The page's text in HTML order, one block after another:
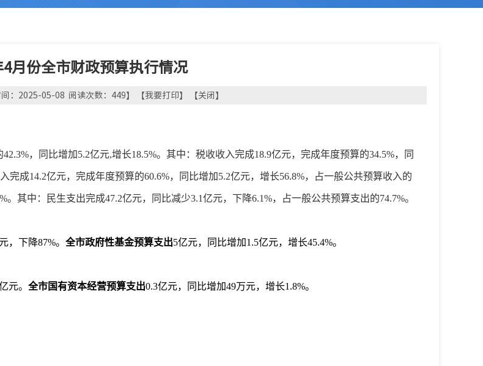
月份全市财政预算执行情况
：2025-05-08 阅读次数： 449】 【我要打印】 【关闭】
42.3%，同比增加5.2亿元,增长18.5%。其中 ： 税收收入完成18.9亿元，完成年度预算的34.5%，同
完成14.2亿元，完成年度预算的60.6%，同比增加5.2亿元，增长56.8%， 占一般公共预算收入的
%。其中：民生支出完成47.2亿元，同比减少3.1亿元，下降6.1%，占一般公共预算支出的74.7%。
， 下降87%。 全市政府性基金预算支出5亿元， 同比增加1.5亿元， 增长45.4%。
元。 全市国有资本经营预算支出0.3亿元， 同比增加49万元，增长1.8%。